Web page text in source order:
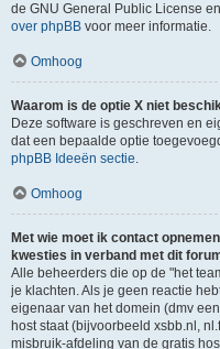
de GNU General Public License
over phpBB voor meer informatie.
Omhoog
Waarom is de optie X niet
Deze software is geschreven en
dat een bepaalde optie
phpBB Ideeën sectie.
Omhoog
Met wie moet ik contact
kwesties in verband met dit
Alle beheerders die op de "het
je klachten. Als je geen reactie
eigenaar van het domein (dmv een
host staat (bijvoorbeeld xsbb.nl,
misbruik-afdeling van de gratis